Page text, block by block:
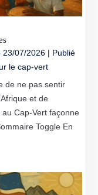
23/07/2026 | Publié
le cap-vert
de ne pas sentir
et de
Cap-Vert façonne
Toggle En